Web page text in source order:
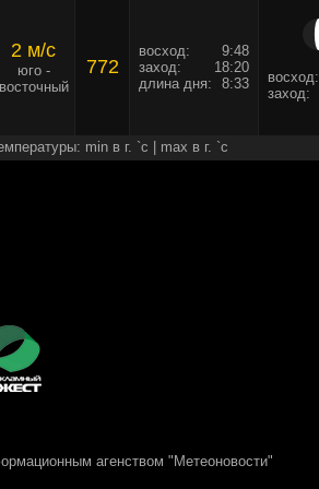
2 м/c
юго -
восточный
772
восход:
9:48
заход:
18:20
длина дня:
8:33 восход:
заход:
min в г. `c | max в г. `c
агенством "Метеоновости"